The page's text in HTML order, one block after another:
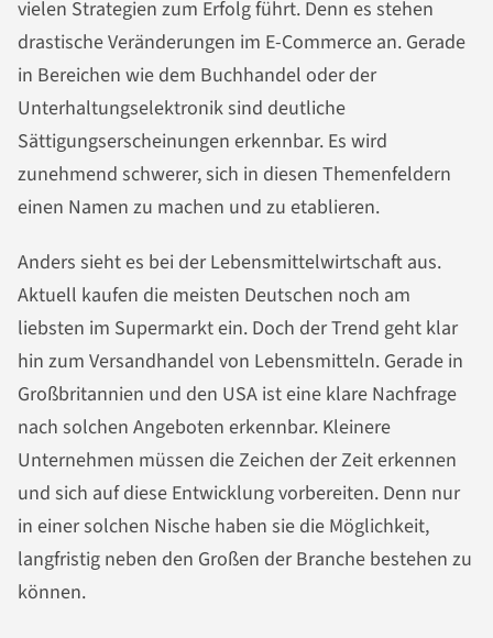
vielen Strategien zum Erfolg führt. Denn es stehen
drastische Veränderungen im E-Commerce an. Gerade
in Bereichen wie dem Buchhandel oder der
Unterhaltungselektronik sind deutliche
Sättigungserscheinungen erkennbar. Es wird
zunehmend schwerer, sich in diesen Themenfeldern
einen Namen zu machen und zu etablieren.
Anders sieht es bei der Lebensmittelwirtschaft aus.
Aktuell kaufen die meisten Deutschen noch am
liebsten im Supermarkt ein. Doch der Trend geht klar
hin zum Versandhandel von Lebensmitteln. Gerade in
Großbritannien und den USA ist eine klare Nachfrage
nach solchen Angeboten erkennbar. Kleinere
Unternehmen müssen die Zeichen der Zeit erkennen
und sich auf diese Entwicklung vorbereiten. Denn nur
in einer solchen Nische haben sie die Möglichkeit,
langfristig neben den Großen der Branche bestehen zu
können.